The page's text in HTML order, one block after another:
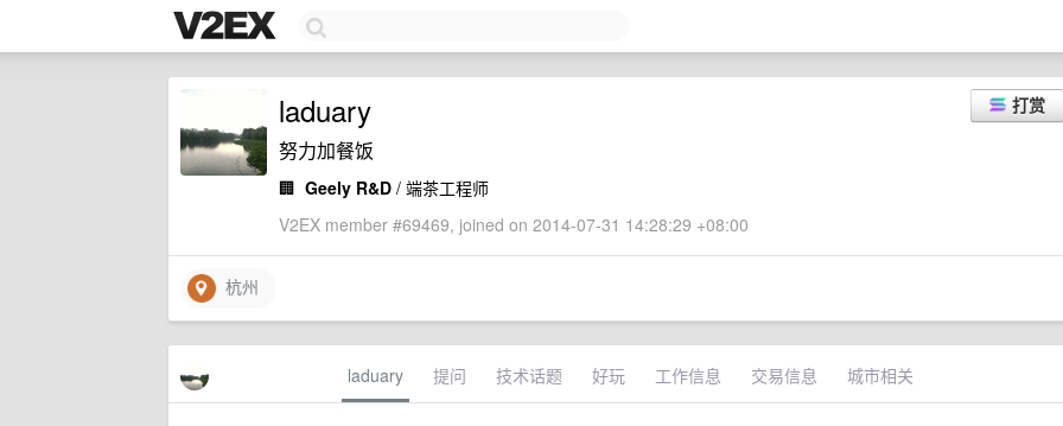
打赏
laduary
努力加餐饭
🏢 Geely R&D / 端茶工程师
V2EX member #69469, joined on 2014-07-31 14:28:29 +08:00
杭州
laduary 提问 技术话题 好玩 工作信息 交易信息 城市相关